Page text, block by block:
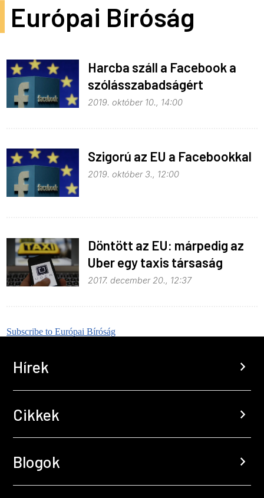
Európai Bíróság
Harcba száll a Facebook a
szólásszabadságért
2019. október 10., 14:00
Szigorú az EU a Facebookkal
2019. október 3., 12:00
Döntött az EU: márpedig az
Uber egy taxis társaság
2017. december 20., 12:37
Subscribe to Európai Bíróság
Hírek chevron_right
Cikkek chevron_right
Blogok chevron_right